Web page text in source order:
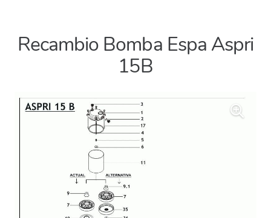
Recambio Bomba Espa Aspri
15B